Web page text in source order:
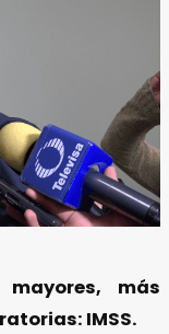
más
IMSS.